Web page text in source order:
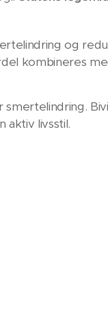
og
kombineres
aktiv livsstil.